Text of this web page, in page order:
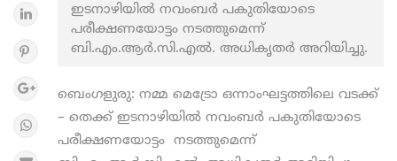
ഇടനാഴിയില്‍ നവംബർ പകുതിയോടെ
പരീക്ഷണയോട്ടം നടത്തുമെന്ന്
ബി.എം.ആര്‍.സി.എല്‍. അധികൃതര്‍ അറിയിച്ചു.
ബെംഗളുരു: നമ്മ മെട്രോ ഒന്നാംഘട്ടത്തിലെ വടക്ക്
– തെക്ക് ഇടനാഴിയില്‍ നവംബർ പകുതിയോടെ
പരീക്ഷണയോട്ടം നടത്തുമെന്ന്